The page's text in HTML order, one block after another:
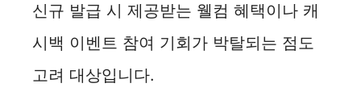
신규 발급 시 제공받는 웰컴 혜택이나 캐
시백 이벤트 참여 기회가 박탈되는 점도
고려 대상입니다.